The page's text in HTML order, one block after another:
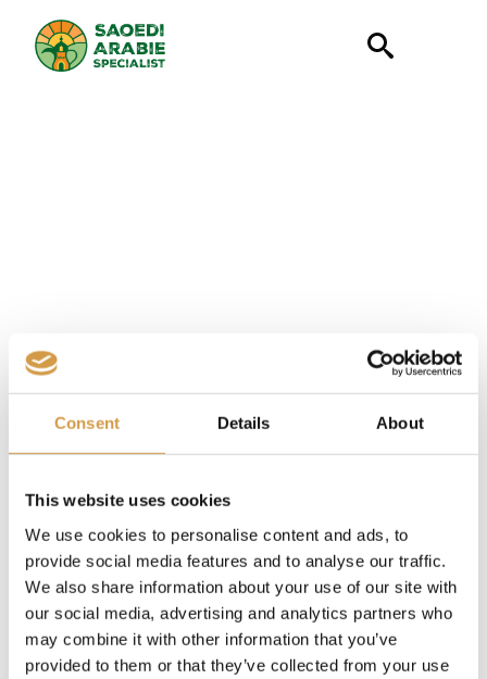
Consent Details About
This website uses cookies
We use cookies to personalise content and ads, to
provide social media features and to analyse our traffic.
We also share information about your use of our site with
our social media, advertising and analytics partners who
may combine it with other information that you’ve
provided to them or that they’ve collected from your use